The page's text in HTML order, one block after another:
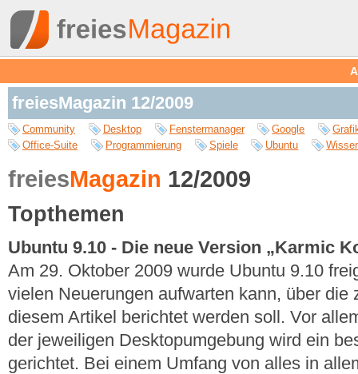
freiesMagazin 12/2009
Community Desktop Fenstermanager Google
Office-Suite
Programmierung Spiele Ubuntu
freiesMagazin 12/2009
Topthemen
Ubuntu 9.10 - Die neue Version „Karmic
Am 29. Oktober 2009 wurde Ubuntu 9.10
vielen Neuerungen aufwarten kann, über die
diesem Artikel berichtet werden soll. Vor
der jeweiligen Desktopumgebung wird ein
gerichtet. Bei einem Umfang von alles in